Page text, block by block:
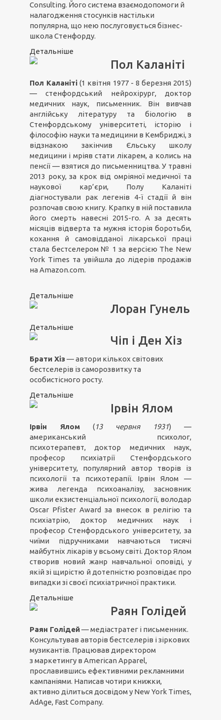
Consulting. Його система взаємодопомоги й
налагодження стосунків настільки
популярна, що нею послуговується бізнес-
школа Стенфорду.
Детальніше
Пол Каланіті
Пол Каланіті (1 квітня 1977 - 8 березня 2015)
— стенфордський нейрохірург, доктор
медичних наук, письменник. Він вивчав
англійську літературу та біологію в
Стенфордському університеті, історію і
філософію науки та медицини в Кембриджі, з
відзнакою закінчив Єльську школу
медицини і мріяв стати лікарем, а колись на
пенсії — взятися до письменництва. У травні
2013 року, за крок від омріяної медичної та
наукової кар’єри, Полу Каланіті
діагностували рак легенів 4-ї стадії й він
розпочав свою книгу. Крапку в ній поставила
його смерть навесні 2015-го. А за десять
місяців відверта та мужня історія боротьби,
кохання й самовідданої лікарської праці
стала бестселером № 1 за версією The New
York Times та увійшла до лідерів продажів
на Amazon.com.
Детальніше
Лоран Гунель
Детальніше
Чіп і Ден Хіз
Брати Хіз— автори кількох світових
бестселерів із саморозвитку та
особистісного росту.
Детальніше
Ірвін Ялом
Ірвін Ялом (13 червня 1931) —
американський психолог,
психотерапевт, доктор медичних наук,
професор психіатрії Стенфордського
університету, популярний автор творів із
психології та психотерапії. Ірвін Ялом —
жива легенда психоаналізу, засновник
школи екзистенціальної психології, володар
Oscar Pfister Award за внесок в релігію та
психіатрію, доктор медичних наук і
професор Стенфордського університету, за
чиїми підручниками навчаються тисячі
майбутніх лікарів у всьому світі. Доктор Ялом
створив новий жанр навчальної оповіді, у
якій зі щирістю й дотепністю розповідає про
випадки зі своєї психіатричної практики.
Детальніше
Раян Голідей
Раян Голідей— медіастратег і письменник.
Консультував авторів бестселерів і зіркових
музикантів. Працював директором
з маркетингу в American Apparel,
прославившись ефективними рекламними
кампаніями. Написав чотири книжки,
активно ділиться досвідом у New York Times,
AdAge, Fast Company.